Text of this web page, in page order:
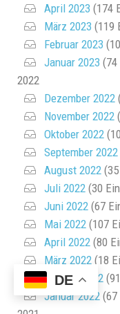
April 2023 (174
März 2023 (119
Februar 2023
Januar 2023 (74
2022
Dezember 2022
November 2022
Oktober 2022
September 2022
August 2022
Juli 2022 (30
Juni 2022 (67
Mai 2022 (107
April 2022 (80
März 2022 (18
Februar 2022
Januar 2022 (67
DE